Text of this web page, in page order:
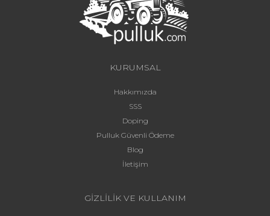
KURUMSAL
Hakkımızda
SSS
Doping
Pulluk Güvenli Ödeme
Blog
İletişim
GİZLİLİK VE KULLANIM